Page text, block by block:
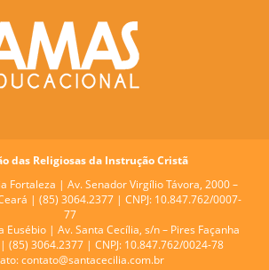
das Religiosas da Instrução Cristã
Fortaleza | Av. Senador Virgílio Távora, 2000 –
| (85) 3064.2377 | CNPJ: 10.847.762/0007-
77
Eusébio | Av. Santa Cecília, s/n – Pires Façanha
(85) 3064.2377 | CNPJ: 10.847.762/0024-78
contato@santacecilia.com.br